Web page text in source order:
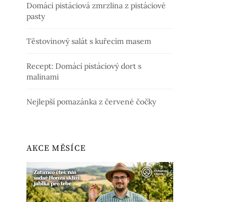
Domácí pistáciová zmrzlina z pistáciové
pasty
Těstovinový salát s kuřecím masem
Recept: Domácí pistáciový dort s
malinami
Nejlepší pomazánka z červené čočky
AKCE MĚSÍCE